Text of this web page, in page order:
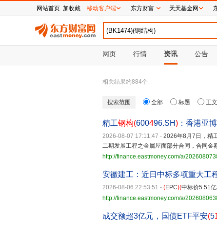
网页 行情 资讯 公告
相关结果约884个
搜索范围 全部 标题 正文
精工钢构(600496.SH) ：香港亚
2026-08-07 17:11:47 - 2026年8月7日，精
二期发展工程之金属屋面部分合同，合同金
http://finance.eastmoney.com/a/
安徽建工：近日中标多项重大工
2026-08-06 22:53:51 - (EPC)(中标价5.51
http://finance.eastmoney.com/a/
成交额超3亿元，国债ETF平安(5
网站首页 加收藏 移动客户端 东方财富 天天基金网